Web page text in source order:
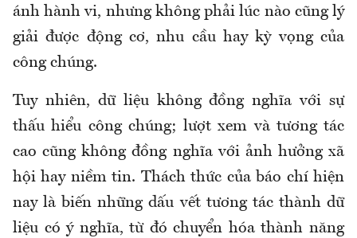
ánh hành vi, nhưng không phải lúc nào cũng lý
giải được động cơ, nhu cầu hay kỳ vọng của
công chúng.
Tuy nhiên, dữ liệu không đồng nghĩa với sự
thấu hiểu công chúng; lượt xem và tương tác
cao cũng không đồng nghĩa với ảnh hưởng xã
hội hay niềm tin. Thách thức của báo chí hiện
nay là biến những dấu vết tương tác thành dữ
liệu có ý nghĩa, từ đó chuyển hóa thành năng